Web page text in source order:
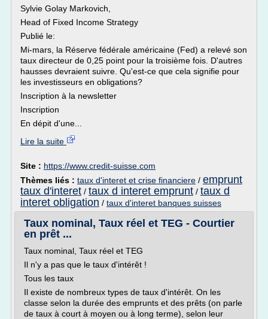
Sylvie Golay Markovich,
Head of Fixed Income Strategy
Publié le:
Mi-mars, la Réserve fédérale américaine (Fed) a relevé son
taux directeur de 0,25 point pour la troisième fois. D'autres
hausses devraient suivre. Qu'est-ce que cela signifie pour
les investisseurs en obligations?
Inscription à la newsletter
Inscription
En dépit d'une...
Lire la suite
Site : https://www.credit-suisse.com
Thèmes liés : taux d'interet et crise financiere / emprunt
taux d'interet / taux d interet emprunt / taux d
interet obligation / taux d'interet banques suisses
Taux nominal, Taux réel et TEG - Courtier
en prêt ...
Taux nominal, Taux réel et TEG
Il n'y a pas que le taux d'intérêt !
Tous les taux
Il existe de nombreux types de taux d'intérêt. On les
classe selon la durée des emprunts et des prêts (on parle
de taux à court à moyen ou à long terme), selon leur